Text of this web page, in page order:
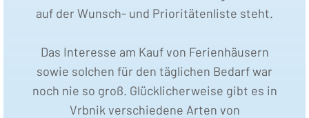
auf der Wunsch- und Prioritätenliste steht.
Das Interesse am Kauf von Ferienhäusern
sowie solchen für den täglichen Bedarf war
noch nie so groß. Glücklicherweise gibt es in
Vrbnik verschiedene Arten von